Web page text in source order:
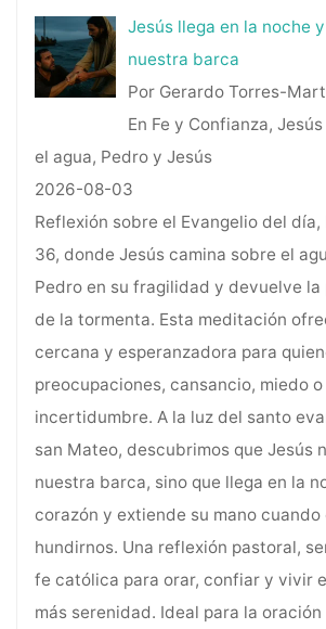
Jesús llega en la noche
nuestra barca
Por Gerardo Torres-
En Fe y Confianza,
el agua, Pedro y Jesús
2026-08-03
Reflexión sobre el Evangelio del día,
36, donde Jesús camina sobre el
Pedro en su fragilidad y devuelve la
de la tormenta. Esta meditación
cercana y esperanzadora para
preocupaciones, cansancio, miedo
incertidumbre. A la luz del santo
san Mateo, descubrimos que Jesús
nuestra barca, sino que llega en la
corazón y extiende su mano cuando
hundirnos. Una reflexión pastoral,
fe católica para orar, confiar y vivir
más serenidad. Ideal para la oración